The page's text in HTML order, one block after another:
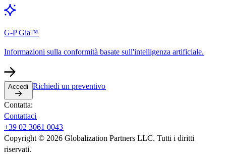
G-P Gia™​​
Informazioni sulla conformità basate sull'intelligenza artificiale.​​
Accedi​​ Richiedi un preventivo​​
Contatta:​​
Contattaci​​
+39 02 3061 0043​​
Copyright © 2026 Globalization Partners LLC. Tutti i diritti
riservati.​​